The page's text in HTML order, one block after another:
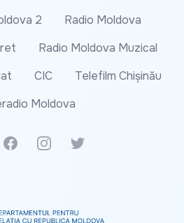
2
Radio Moldova
Radio Moldova Muzical
CIC
Telefilm Chișinău
Moldova
News
FacebookInstagramTwitter